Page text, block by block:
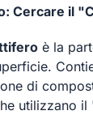
Cercare il
è la
di
utilizzano il